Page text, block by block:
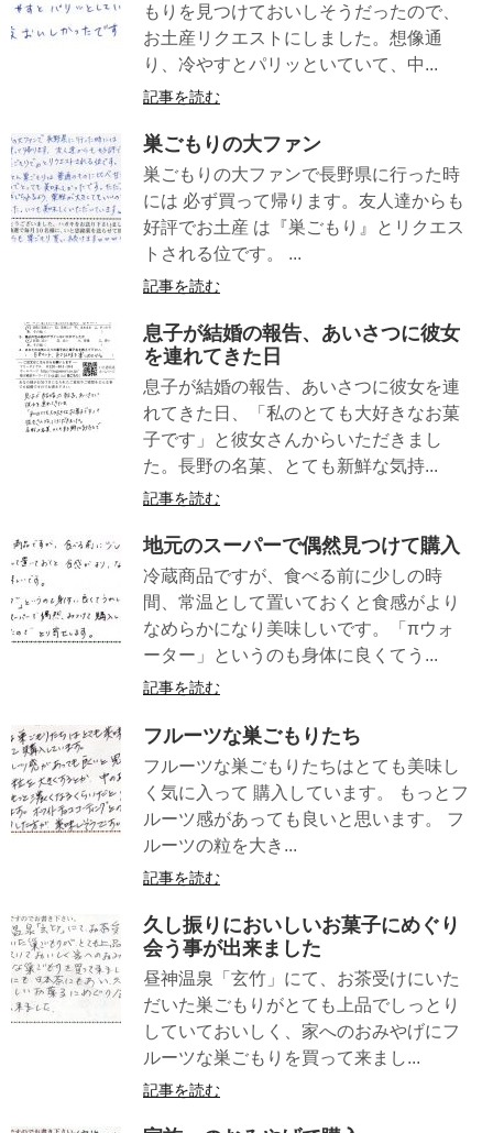
もりを見つけておいしそうだったので、
お土産リクエストにしました。想像通
り、冷やすとパリッといていて、中...
記事を読む
巣ごもりの大ファン
巣ごもりの大ファンで長野県に行った時
には 必ず買って帰ります。友人達からも
好評でお土産 は『巣ごもり』とリクエス
トされる位です。 ...
記事を読む
息子が結婚の報告、あいさつに彼女
を連れてきた日
息子が結婚の報告、あいさつに彼女を連
れてきた日、「私のとても大好きなお菓
子です」と彼女さんからいただきまし
た。長野の名菓、とても新鮮な気持...
記事を読む
地元のスーパーで偶然見つけて購入
冷蔵商品ですが、食べる前に少しの時
間、常温として置いておくと食感がより
なめらかになり美味しいです。「πウォ
ーター」というのも身体に良くてう...
記事を読む
フルーツな巣ごもりたち
フルーツな巣ごもりたちはとても美味し
く気に入って 購入しています。 もっとフ
ルーツ感があっても良いと思います。 フ
ルーツの粒を大き...
記事を読む
久し振りにおいしいお菓子にめぐり
会う事が出来ました
昼神温泉「玄竹」にて、お茶受けにいた
だいた巣ごもりがとても上品でしっとり
していておいしく、家へのおみやげにフ
ルーツな巣ごもりを買って来まし...
記事を読む